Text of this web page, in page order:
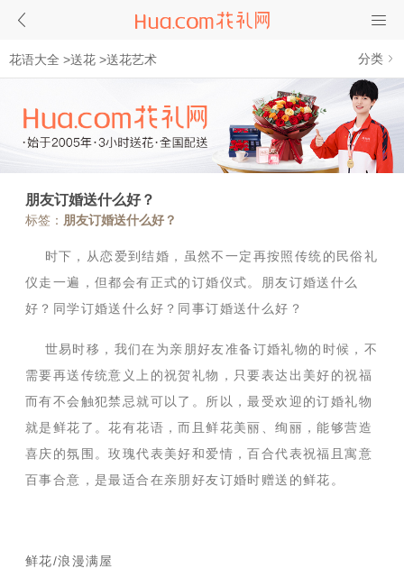
花语大全 >送花 >送花艺术 分类
朋友订婚送什么好？
标签： 朋友订婚送什么好？
时下，从恋爱到结婚，虽然不一定再按照传统的民俗礼
仪走一遍，但都会有正式的订婚仪式。朋友订婚送什么
好？同学订婚送什么好？同事订婚送什么好？
世易时移，我们在为亲朋好友准备订婚礼物的时候，不
需要再送传统意义上的祝贺礼物，只要表达出美好的祝福
而有不会触犯禁忌就可以了。所以，最受欢迎的订婚礼物
就是鲜花了。花有花语，而且鲜花美丽、绚丽，能够营造
喜庆的氛围。玫瑰代表美好和爱情，百合代表祝福且寓意
百事合意，是最适合在亲朋好友订婚时赠送的鲜花。
鲜花/浪漫满屋